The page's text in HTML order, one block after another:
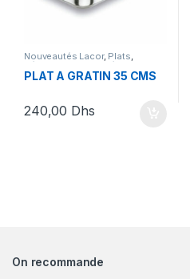
Nouveautés Lacor, Plats,
Sélection Nouveautés
PLAT A GRATIN 35 CMS
240,00 Dhs
On recommande